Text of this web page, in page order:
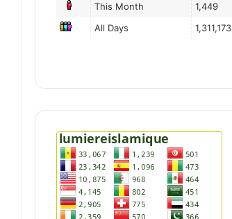
This Month
1,449
All Days
1,311,173